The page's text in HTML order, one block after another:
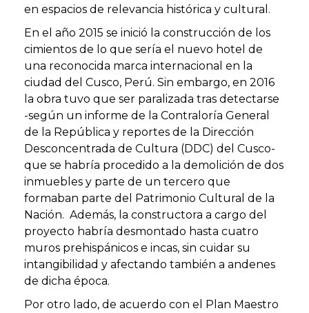
en espacios de relevancia histórica y cultural.
En el año 2015 se inició la construcción de los
cimientos de lo que sería el nuevo hotel de
una reconocida marca internacional en la
ciudad del Cusco, Perú. Sin embargo, en 2016
la obra tuvo que ser paralizada tras detectarse
-según un informe de la Contraloría General
de la República y reportes de la Dirección
Desconcentrada de Cultura (DDC) del Cusco-
que se habría procedido a la demolición de dos
inmuebles y parte de un tercero que
formaban parte del Patrimonio Cultural de la
Nación. Además, la constructora a cargo del
proyecto habría desmontado hasta cuatro
muros prehispánicos e incas, sin cuidar su
intangibilidad y afectando también a andenes
de dicha época.
Por otro lado, de acuerdo con el Plan Maestro